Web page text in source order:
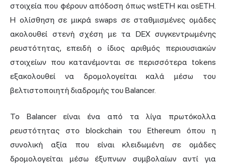
στοιχεία που φέρουν απόδοση όπως wstETH και osETH.
Η ολίσθηση σε μικρά swaps σε σταθμισμένες ομάδες
ακολουθεί στενή σχέση με τα DEX συγκεντρωμένης
ρευστότητας, επειδή ο ίδιος αριθμός περιουσιακών
στοιχείων που κατανέμονται σε περισσότερα tokens
εξακολουθεί να δρομολογείται καλά μέσω του
βελτιστοποιητή διαδρομής του Balancer.
Το Balancer είναι ένα από τα λίγα πρωτόκολλα
ρευστότητας στο blockchain του Ethereum όπου η
συνολική αξία που είναι κλειδωμένη σε ομάδες
δρομολογείται μέσω έξυπνων συμβολαίων αντί για